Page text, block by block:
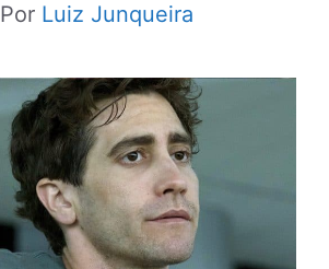
Por Luiz Junqueira